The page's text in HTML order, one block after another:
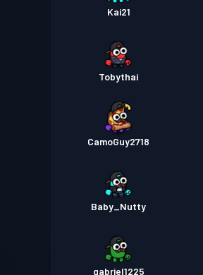
Kai21
Tobythai
CamoGuy2718
Baby_Nutty
gabriel1225